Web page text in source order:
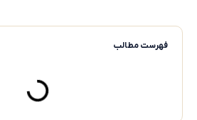
مطالب